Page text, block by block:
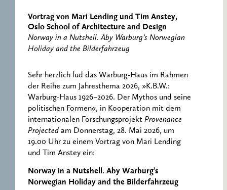
Vortrag von Mari Lending und Tim Anstey,
Oslo School of Architecture and Design
Norway in a Nutshell. Aby Warburg’s Norwegian
Holiday and the Bilderfahrzeug
Sehr herzlich lud das Warburg-Haus im Rahmen
der Reihe zum Jahresthema 2026, »K.B.W.:
Warburg-Haus 1926–2026. Der Mythos und seine
politischen Formen«, in Kooperation mit dem
internationalen Forschungsprojekt Provenance
Projected am Donnerstag, 28. Mai 2026, um
19.00 Uhr zu einem Vortrag von Mari Lending
und Tim Anstey ein:
Norway in a Nutshell. Aby Warburg’s
Norwegian Holiday and the Bilderfahrzeug